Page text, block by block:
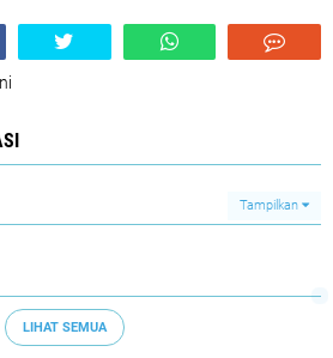
Tampilkan
LIHAT SEMUA